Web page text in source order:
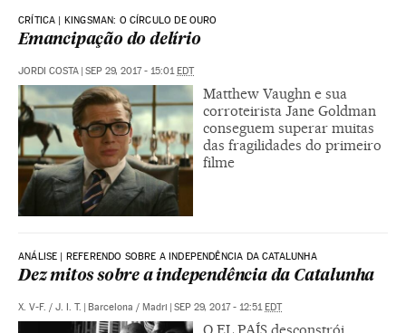
CRÍTICA | KINGSMAN: O CÍRCULO DE OURO
Emancipação do delírio
JORDI COSTA | SEP 29, 2017 - 15:01EDT
Matthew Vaughn e sua
corroteirista Jane Goldman
conseguem superar muitas
das fragilidades do primeiro
filme
ANÁLISE | REFERENDO SOBRE A INDEPENDÊNCIA DA CATALUNHA
Dez mitos sobre a independência da Catalunha
X. V-F. / J. I. T. | Barcelona / Madri | SEP 29, 2017 - 12:51EDT